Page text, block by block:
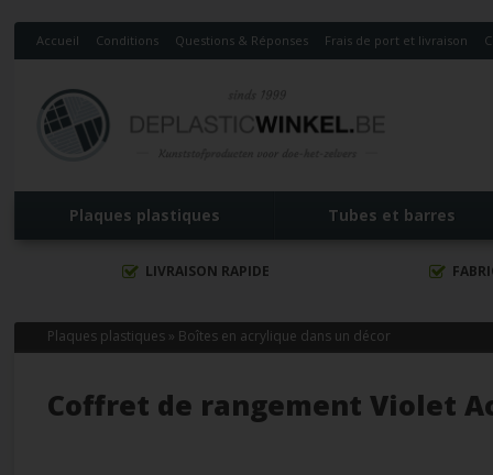
Accueil Conditions Questions & Réponses Frais de port et livraison
Plaques plastiques Tubes et barres
LIVRAISON RAPIDE
Plaques plastiques » Boîtes en acrylique dans un décor
Coffret de rangement Violet